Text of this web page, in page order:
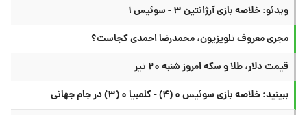
ویدئو: خلاصه بازی آرژانتین ۳ - سوئیس ۱
مجری معروف تلویزیون، محمدرضا احمدی کجاست؟
قیمت دلار، طلا و سکه امروز شنبه ۲۰ تیر
ببینید؛ خلاصه بازی سوئیس ۰ (۴) - کلمبیا ۰ (۳) در جام جهانی